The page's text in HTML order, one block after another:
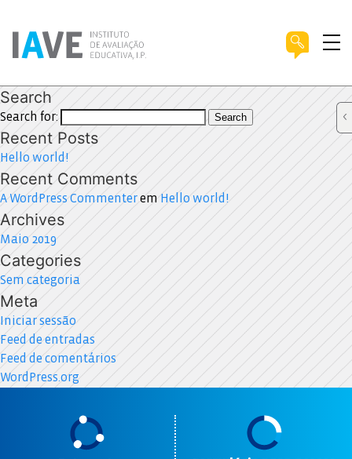
Search
Search for: Search
Recent Posts
Hello world!
Recent Comments
A WordPress Commenterem Hello world!
Archives
Maio 2019
Categories
Sem categoria
Meta
Iniciar sessão
Feed de entradas
Feed de comentários
WordPress.org